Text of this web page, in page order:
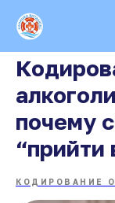
почему
“прийти
КОДИРОВАНИЕ